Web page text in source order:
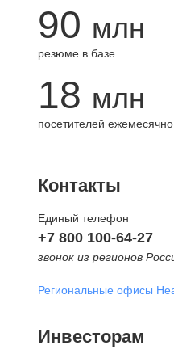
90 млн
резюме в базе
18 млн
посетителей ежемесячно
Контакты
Единый телефон
+7 800 100-64-27
звонок из регионов
Региональные офисы
внутригородская
Инвесторам